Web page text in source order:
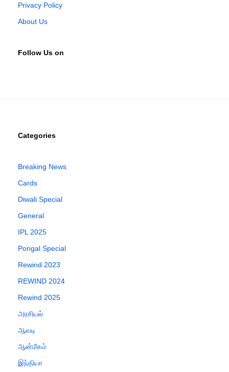
Privacy Policy
About Us
Follow Us on
Categories
Breaking News
Cards
Diwali Special
General
IPL 2025
Pongal Special
Rewind 2023
REWIND 2024
Rewind 2025
அரசியல்
ஆவடி
ஆன்மீகம்
இந்தியா